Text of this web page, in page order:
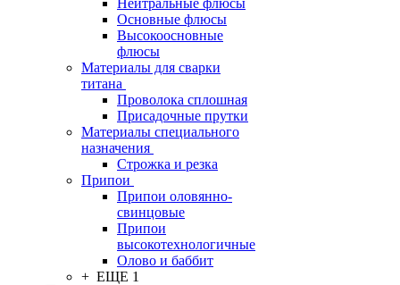
Нейтральные флюсы
Основные флюсы
Высокоосновные
флюсы
Материалы для сварки
титана
Проволока сплошная
Присадочные прутки
Материалы специального
назначения
Строжка и резка
Припои
Припои оловянно-
свинцовые
Припои
высокотехнологичные
Олово и баббит
+ ЕЩЕ 1